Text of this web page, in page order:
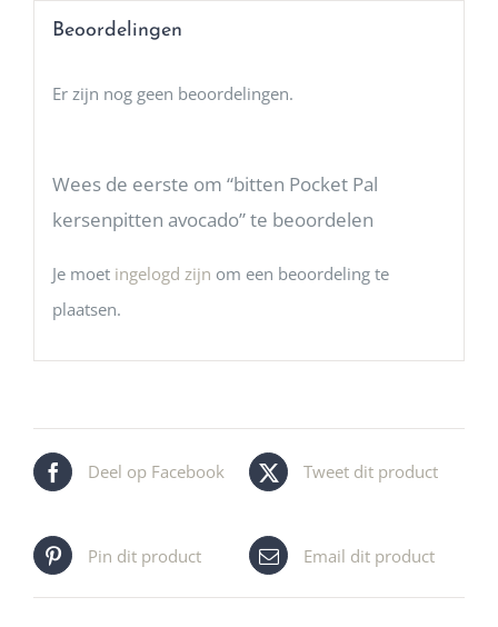
Beoordelingen
Er zijn nog geen beoordelingen.
Wees de eerste om “bitten Pocket Pal
kersenpitten avocado” te beoordelen
Je moet ingelogd zijn om een beoordeling te
plaatsen.
Deel op Facebook Tweet dit product
Pin dit product Email dit product